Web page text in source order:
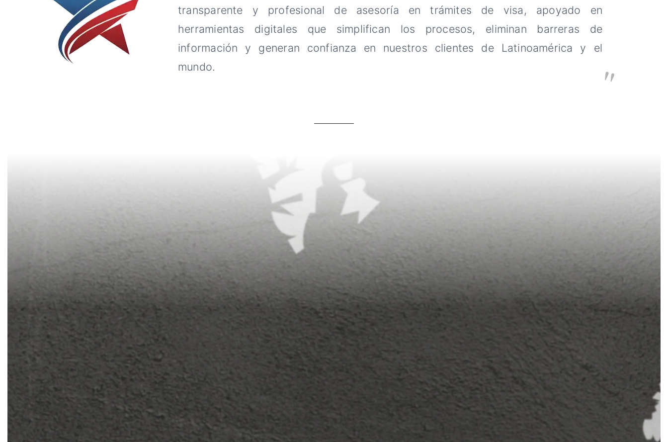
transparente y profesional de asesoría en trámites de visa, apoyado en
herramientas digitales que simplifican los procesos, eliminan barreras de
información y generan confianza en nuestros clientes de Latinoamérica y el
mundo.
"